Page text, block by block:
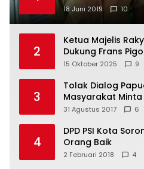
18 Juni 2019 10
2
Ketua Majelis
Dukung Frans
Freeport Indonesia
15 Oktober 2025 9
3
Tolak Dialog
Masyarakat
31 Agustus 2017 6
4
DPD PSI Kota
Orang Baik
2 Februari 2018 4